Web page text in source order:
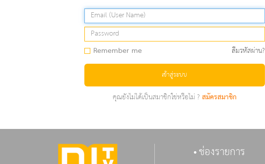
Remember me ลืมรหัสผ่าน?
เข้าสู่ระบบ
คุณยังไม่ได้เป็นสมาชิกใช่หรือไม่ ?สมัครสมาชิก
ช่องรายการ